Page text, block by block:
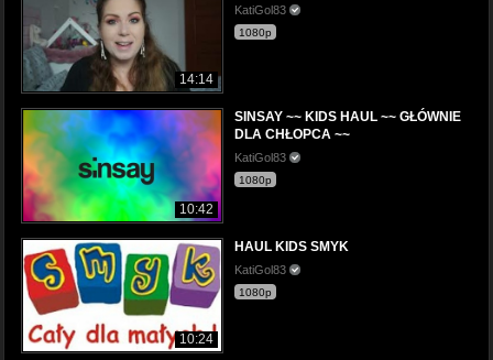
14:14
KatiGol83
1080p
10:42
SINSAY ~~ KIDS HAUL ~~ GŁÓWNIE
DLA CHŁOPCA ~~
KatiGol83
1080p
10:24
HAUL KIDS SMYK
KatiGol83
1080p